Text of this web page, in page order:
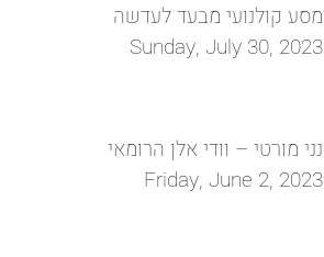
מסע קולנועי מבעד לעדשה
Sunday, July 30, 2023
נני מורטי – וודי אלן הרומאי
Friday, June 2, 2023